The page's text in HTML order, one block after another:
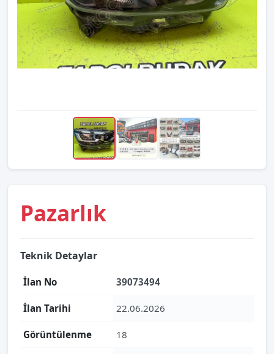
Pazarlık
Teknik Detaylar
İlan No 39073494
İlan Tarihi 22.06.2026
Görüntülenme 18